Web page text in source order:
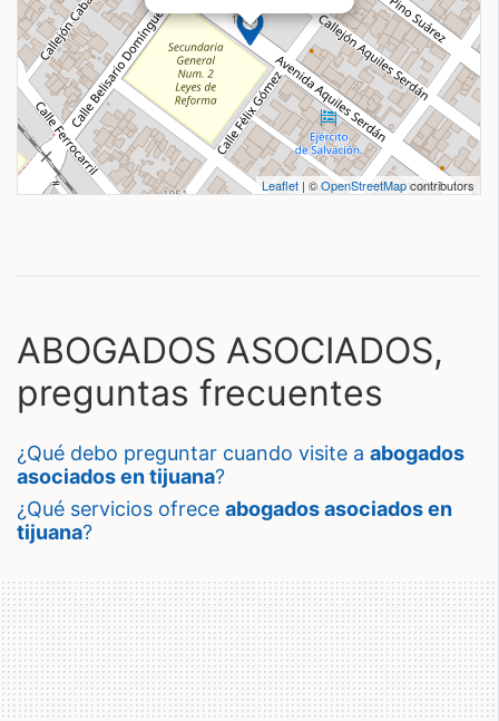
Leaflet | ©OpenStreetMapcontributors
ABOGADOS ASOCIADOS,
preguntas frecuentes
¿qué debo preguntar cuando visite a abogados
asociados en tijuana?
¿qué servicios ofrece abogados asociados en
tijuana?